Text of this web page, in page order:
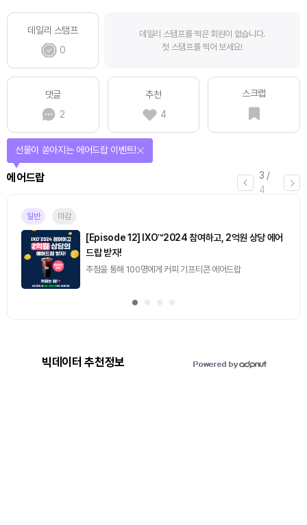
데일리 스탬프
0
데일리 스탬프를 찍은 회원이 없습니다.
첫 스탬프를 찍어 보세요!
댓글
2
추천
4
스크랩
3 /
4
에어드랍
선물이 쏟아지는 에어드랍 이벤트!
일반 마감
[Episode 12] IXO™2024 참여하고, 2억원 상당 에어
드랍 받자!
추첨을 통해 100명에게 커피 기프티콘 에어드랍
빅데이터 추천정보